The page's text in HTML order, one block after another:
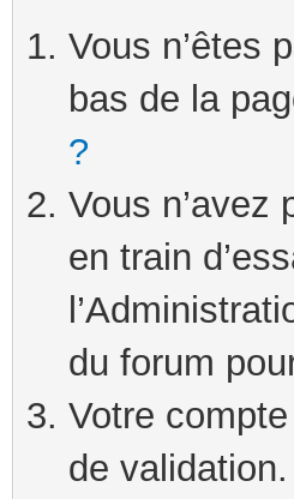
Vous n’êtes
bas de la
?
Vous n’avez
en train
du forum
Votre
de validation.